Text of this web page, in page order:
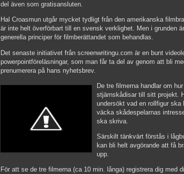
del även som gratisansluten.
Hal Croasmun utgår mycket tydligt från den amerikanska
är inte helt överförbart till en svensk verklighet. Men i grunden
generella principer för filmberättandet som behandlas.
Det senaste initiativet från screenwritingu.com är en bunt
powerpointföreläsningar, som man får ta del av genom att bli
prenumerera på hans nyhetsbrev.
De tre filmerna handlar om
stjärnskådisar till sitt projekt.
undersökt vad en rollfigur ska
väcka skådespelarnas
ska skriva.
Särskilt tänkvärt förstås i
kan bli helt avgörande att få
upp.
För att se de tre filmerna (ca 10 min. långa) registrera dig med